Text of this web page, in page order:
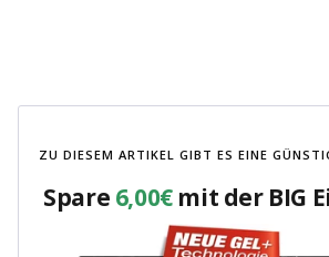
ZU DIESEM ARTIKEL GIBT ES EINE
Spare 6,00€mit der BIG